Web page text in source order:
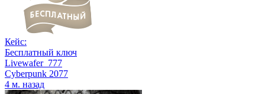
Кейс:
Бесплатный ключ
Livewafer_777
Cyberpunk 2077
4 м. назад